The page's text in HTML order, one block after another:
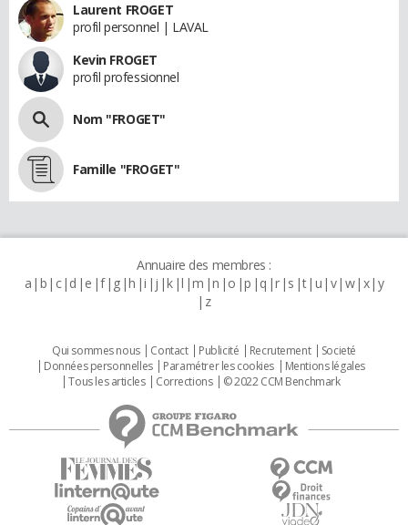
Laurent FROGET
profil personnel | LAVAL
Kevin FROGET
profil professionnel
Nom "FROGET"
Famille "FROGET"
Annuaire des membres :
a b c d e f g h i j k l m n o p q r s t u v w x y
z
Qui sommes nous Contact Publicité Recrutement
Societé
Données personnelles
Paramétrer les cookies
Mentions légales
Tous les articles
Corrections © 2022 CCM Benchmark